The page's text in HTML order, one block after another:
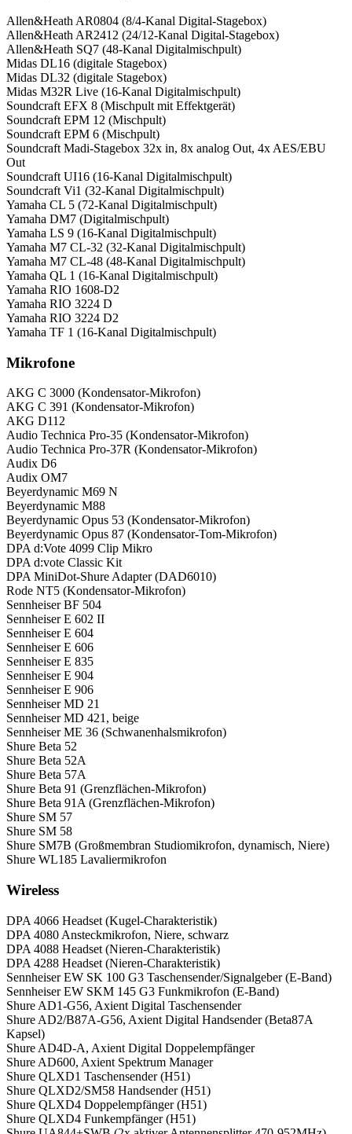
Allen&Heath AR0804 (8/4-Kanal Digital-Stagebox)
Allen&Heath AR2412 (24/12-Kanal Digital-Stagebox)
Allen&Heath SQ7 (48-Kanal Digitalmischpult)
Midas DL16 (digitale Stagebox)
Midas DL32 (digitale Stagebox)
Midas M32R Live (16-Kanal Digitalmischpult)
Soundcraft EFX 8 (Mischpult mit Effektgerät)
Soundcraft EPM 12 (Mischpult)
Soundcraft EPM 6 (Mischpult)
Soundcraft Madi-Stagebox 32x in, 8x analog Out, 4x AES/EBU
Out
Soundcraft UI16 (16-Kanal Digitalmischpult)
Soundcraft Vi1 (32-Kanal Digitalmischpult)
Yamaha CL 5 (72-Kanal Digitalmischpult)
Yamaha DM7 (Digitalmischpult)
Yamaha LS 9 (16-Kanal Digitalmischpult)
Yamaha M7 CL-32 (32-Kanal Digitalmischpult)
Yamaha M7 CL-48 (48-Kanal Digitalmischpult)
Yamaha QL 1 (16-Kanal Digitalmischpult)
Yamaha RIO 1608-D2
Yamaha RIO 3224 D
Yamaha RIO 3224 D2
Yamaha TF 1 (16-Kanal Digitalmischpult)
Mikrofone
AKG C 3000 (Kondensator-Mikrofon)
AKG C 391 (Kondensator-Mikrofon)
AKG D112
Audio Technica Pro-35 (Kondensator-Mikrofon)
Audio Technica Pro-37R (Kondensator-Mikrofon)
Audix D6
Audix OM7
Beyerdynamic M69 N
Beyerdynamic M88
Beyerdynamic Opus 53 (Kondensator-Mikrofon)
Beyerdynamic Opus 87 (Kondensator-Tom-Mikrofon)
DPA d:Vote 4099 Clip Mikro
DPA d:vote Classic Kit
DPA MiniDot-Shure Adapter (DAD6010)
Rode NT5 (Kondensator-Mikrofon)
Sennheiser BF 504
Sennheiser E 602 II
Sennheiser E 604
Sennheiser E 606
Sennheiser E 835
Sennheiser E 904
Sennheiser E 906
Sennheiser MD 21
Sennheiser MD 421, beige
Sennheiser ME 36 (Schwanenhalsmikrofon)
Shure Beta 52
Shure Beta 52A
Shure Beta 57A
Shure Beta 91 (Grenzflächen-Mikrofon)
Shure Beta 91A (Grenzflächen-Mikrofon)
Shure SM 57
Shure SM 58
Shure SM7B (Großmembran Studiomikrofon, dynamisch, Niere)
Shure WL185 Lavaliermikrofon
Wireless
DPA 4066 Headset (Kugel-Charakteristik)
DPA 4080 Ansteckmikrofon, Niere, schwarz
DPA 4088 Headset (Nieren-Charakteristik)
DPA 4288 Headset (Nieren-Charakteristik)
Sennheiser EW SK 100 G3 Taschensender/Signalgeber (E-Band)
Sennheiser EW SKM 145 G3 Funkmikrofon (E-Band)
Shure AD1-G56, Axient Digital Taschensender
Shure AD2/B87A-G56, Axient Digital Handsender (Beta87A
Kapsel)
Shure AD4D-A, Axient Digital Doppelempfänger
Shure AD600, Axient Spektrum Manager
Shure QLXD1 Taschensender (H51)
Shure QLXD2/SM58 Handsender (H51)
Shure QLXD4 Doppelempfänger (H51)
Shure QLXD4 Funkempfänger (H51)